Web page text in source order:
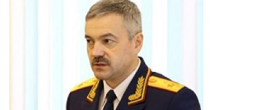
саратовского